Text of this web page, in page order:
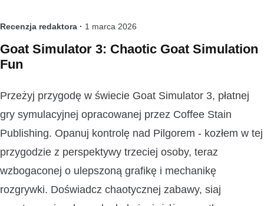
Recenzja redaktora · 1 marca 2026
Goat Simulator 3: Chaotic Goat Simulation
Fun
Przeżyj przygodę w świecie Goat Simulator 3, płatnej
gry symulacyjnej opracowanej przez Coffee Stain
Publishing. Opanuj kontrolę nad Pilgorem - kozłem w tej
przygodzie z perspektywy trzeciej osoby, teraz
wzbogaconej o ulepszoną grafikę i mechanikę
rozgrywki. Doświadcz chaotycznej zabawy, siaj